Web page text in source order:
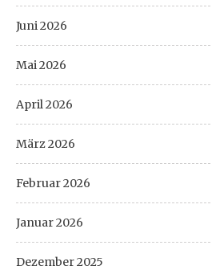
Juni 2026
Mai 2026
April 2026
März 2026
Februar 2026
Januar 2026
Dezember 2025